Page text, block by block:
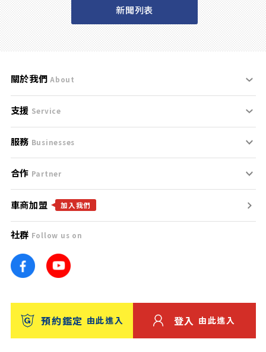
新聞列表
關於我們 About
刊登規範
服務條款
免責聲明
隱私權政策
團隊
車訊網
台灣優良中古車商大獎
支援 Service
支援中心
聯絡我們
服務 Businesses
什麼是Goo鑑定？
找好車
找好店
找海外車
消費者評價
保固
合作 Partner
合作夥伴
廣告合作
車商加盟 加入我們
社群 Follow us on
預約鑑定 由此進入 登入 由此進入